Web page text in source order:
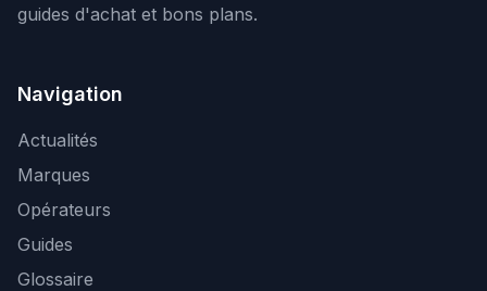
guides d'achat et bons plans.
Navigation
Actualités
Marques
Opérateurs
Guides
Glossaire